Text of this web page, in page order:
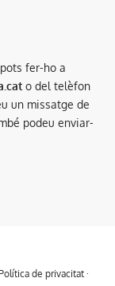
fer-ho a
o del telèfon
un missatge de
podeu enviar-
de privacitat·